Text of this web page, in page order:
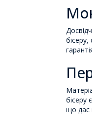
бісеру
що дає